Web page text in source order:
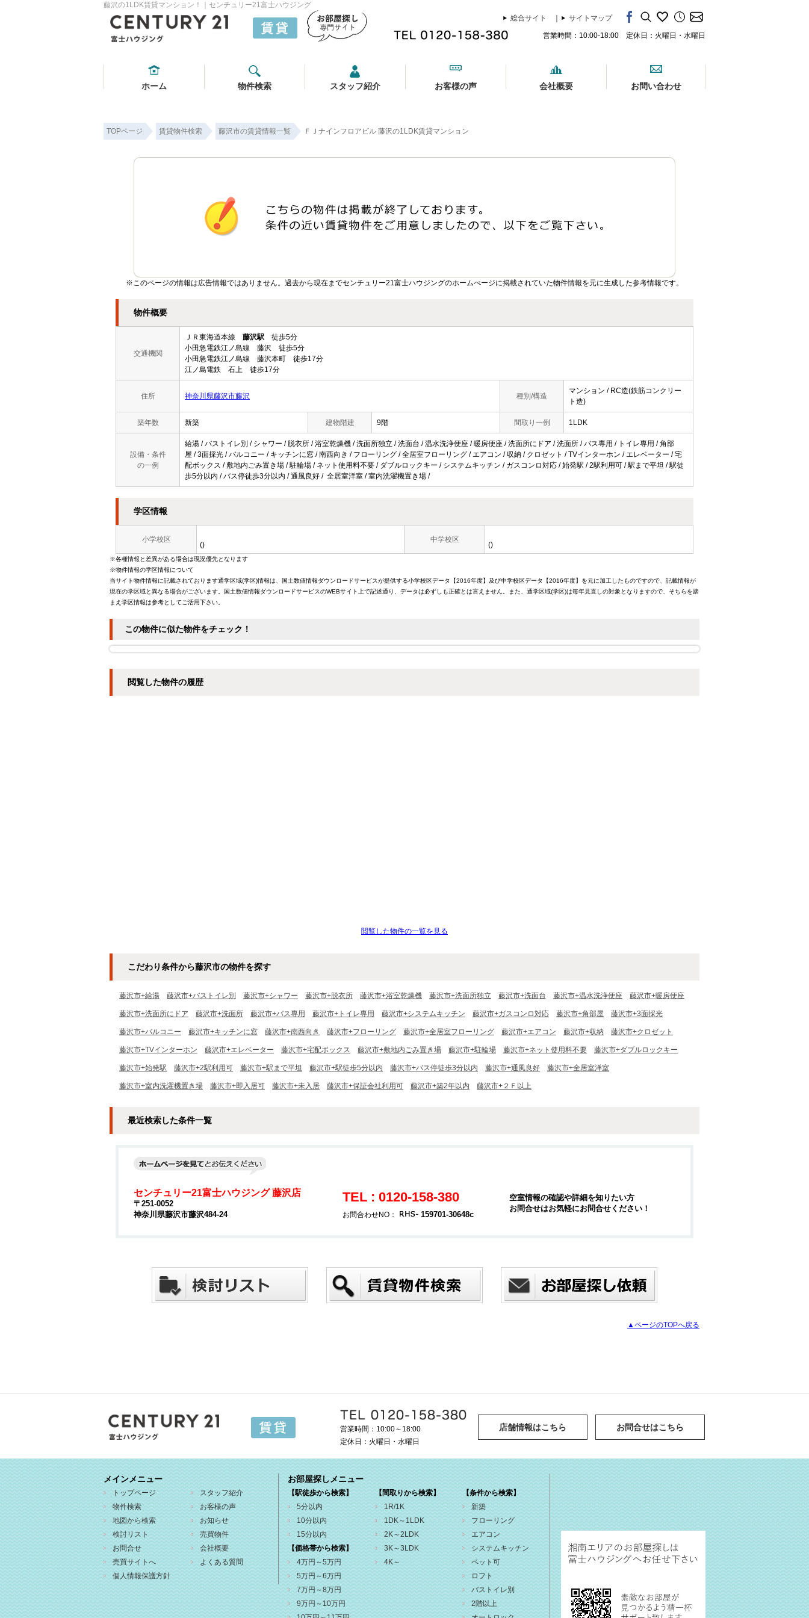
藤沢の1LDK賃貸マンション！｜センチュリー21富士ハウジング
総合サイト
サイトマップ
営業時間：10:00-18:00 定休日：火曜日・水曜日
ホーム 物件検索 スタッフ紹介 お客様の声 会社概要 お問い合わせ
TOPページ 賃貸物件検索 藤沢市の賃貸情報一覧 ＦＪナインフロアビル 藤沢の1LDK賃貸マンション
※このページの情報は広告情報ではありません。過去から現在までセンチュリー21富士ハウジングのホームぺージに掲載されていた物件情報を元に生成した参考情報です。
物件概要
交通機関
ＪＲ東海道本線 藤沢駅 徒歩5分
小田急電鉄江ノ島線 藤沢 徒歩5分
小田急電鉄江ノ島線 藤沢本町 徒歩17分
江ノ島電鉄 石上 徒歩17分
住所 神奈川県藤沢市藤沢 種別/構造
マンション / RC造(鉄筋コンクリー
ト造)
築年数 新築 建物階建 9階 間取り一例 1LDK
設備・条件
の一例
給湯 / バストイレ別 / シャワー / 脱衣所 / 浴室乾燥機 / 洗面所独立 / 洗面台 / 温水洗浄便座 / 暖房便座 / 洗面所にドア / 洗面所 / バス専用 / トイレ専用 / 角部
屋 / 3面採光 / バルコニー / キッチンに窓 / 南西向き / フローリング / 全居室フローリング / エアコン / 収納 / クロゼット / TVインターホン / エレベーター / 宅
配ボックス / 敷地内ごみ置き場 / 駐輪場 / ネット使用料不要 / ダブルロックキー / システムキッチン / ガスコンロ対応 / 始発駅 / 2駅利用可 / 駅まで平坦 / 駅徒
歩5分以内 / バス停徒歩3分以内 / 通風良好 / 全居室洋室 / 室内洗濯機置き場 /
学区情報
小学校区
()
中学校区
()
※各種情報と差異がある場合は現況優先となります
※物件情報の学区情報について
当サイト物件情報に記載されております通学区域(学区)情報は、国土数値情報ダウンロードサービスが提供する小学校区データ【2016年度】及び中学校区データ【2016年度】を元に加工したものですので、記載情報が
現在の学区域と異なる場合がございます。国土数値情報ダウンロードサービスのWEBサイト上で記述通り、データは必ずしも正確とは言えません。また、通学区域(学区)は毎年見直しの対象となりますので、そちらを踏
まえ学区情報は参考としてご活用下さい。
この物件に似た物件をチェック！
閲覧した物件の履歴
閲覧した物件の一覧を見る
こだわり条件から藤沢市の物件を探す
藤沢市+給湯 藤沢市+バストイレ別 藤沢市+シャワー 藤沢市+脱衣所 藤沢市+浴室乾燥機 藤沢市+洗面所独立 藤沢市+洗面台 藤沢市+温水洗浄便座 藤沢市+暖房便座
藤沢市+洗面所にドア 藤沢市+洗面所 藤沢市+バス専用 藤沢市+トイレ専用 藤沢市+システムキッチン 藤沢市+ガスコンロ対応 藤沢市+角部屋 藤沢市+3面採光
藤沢市+バルコニー 藤沢市+キッチンに窓 藤沢市+南西向き 藤沢市+フローリング 藤沢市+全居室フローリング 藤沢市+エアコン 藤沢市+収納 藤沢市+クロゼット
藤沢市+TVインターホン 藤沢市+エレベーター 藤沢市+宅配ボックス 藤沢市+敷地内ごみ置き場 藤沢市+駐輪場 藤沢市+ネット使用料不要 藤沢市+ダブルロックキー
藤沢市+始発駅 藤沢市+2駅利用可 藤沢市+駅まで平坦 藤沢市+駅徒歩5分以内 藤沢市+バス停徒歩3分以内 藤沢市+通風良好 藤沢市+全居室洋室
藤沢市+室内洗濯機置き場 藤沢市+即入居可 藤沢市+未入居 藤沢市+保証会社利用可 藤沢市+築2年以内 藤沢市+２Ｆ以上
最近検索した条件一覧
センチュリー21富士ハウジング 藤沢店
〒251-0052
神奈川県藤沢市藤沢484-24
TEL : 0120-158-380
お問合わせNO： 159701-30648c
空室情報の確認や詳細を知りたい方
お問合せはお気軽にお問合せください！
▲ページのTOPへ戻る
営業時間：10:00～18:00
定休日：火曜日・水曜日
店舗情報はこちら お問合せはこちら
メインメニュー
トップページ
物件検索
地図から検索
検討リスト
お問合せ
売買サイトへ
個人情報保護方針
スタッフ紹介
お客様の声
お知らせ
売買物件
会社概要
よくある質問
お部屋探しメニュー
【駅徒歩から検索】
5分以内
10分以内
15分以内
【価格帯から検索】
4万円～5万円
5万円～6万円
7万円～8万円
9万円～10万円
【間取りから検索】
1R/1K
1DK～1LDK
2K～2LDK
3K～3LDK
4K～
【条件から検索】
新築
フローリング
エアコン
システムキッチン
ペット可
ロフト
バストイレ別
2階以上